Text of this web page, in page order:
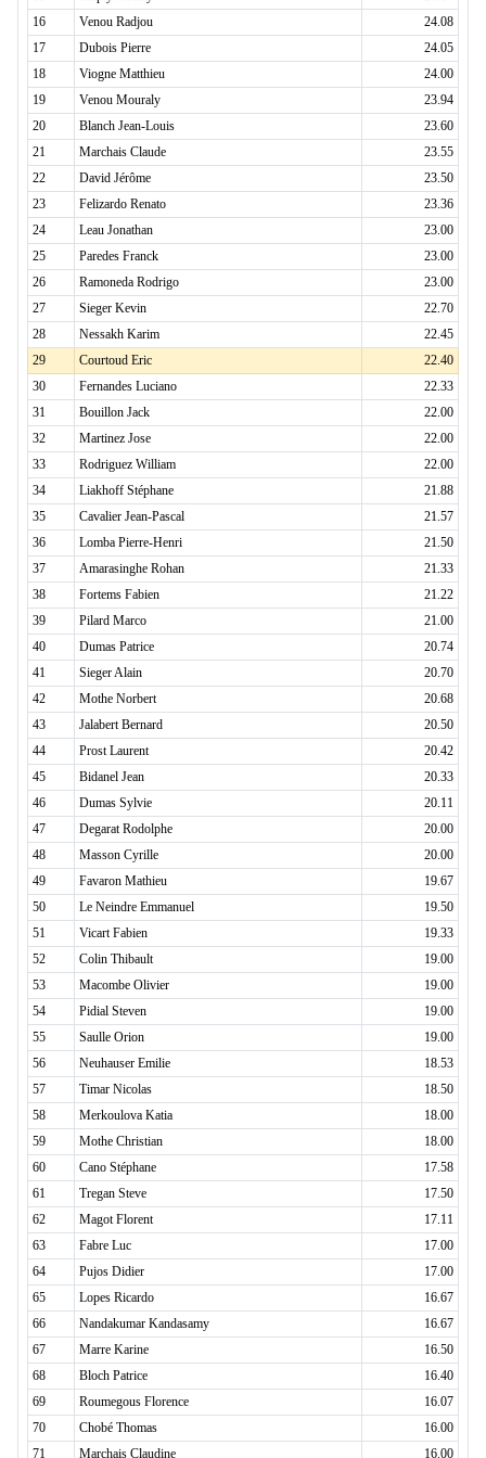
16
Venou Radjou
24.08
17
Dubois Pierre
24.05
18
Viogne Matthieu
24.00
19
Venou Mouraly
23.94
20
Blanch Jean-Louis
23.60
21
Marchais Claude
23.55
22
David Jérôme
23.50
23
Felizardo Renato
23.36
24
Leau Jonathan
23.00
25
Paredes Franck
23.00
26
Ramoneda Rodrigo
23.00
27
Sieger Kevin
22.70
28
Nessakh Karim
22.45
29
Courtoud Eric
22.40
30
Fernandes Luciano
22.33
31
Bouillon Jack
22.00
32
Martinez Jose
22.00
33
Rodriguez William
22.00
34
Liakhoff Stéphane
21.88
35
Cavalier Jean-Pascal
21.57
36
Lomba Pierre-Henri
21.50
37
Amarasinghe Rohan
21.33
38
Fortems Fabien
21.22
39
Pilard Marco
21.00
40
Dumas Patrice
20.74
41
Sieger Alain
20.70
42
Mothe Norbert
20.68
43
Jalabert Bernard
20.50
44
Prost Laurent
20.42
45
Bidanel Jean
20.33
46
Dumas Sylvie
20.11
47
Degarat Rodolphe
20.00
48
Masson Cyrille
20.00
49
Favaron Mathieu
19.67
50
Le Neindre Emmanuel
19.50
51
Vicart Fabien
19.33
52
Colin Thibault
19.00
53
Macombe Olivier
19.00
54
Pidial Steven
19.00
55
Saulle Orion
19.00
56
Neuhauser Emilie
18.53
57
Timar Nicolas
18.50
58
Merkoulova Katia
18.00
59
Mothe Christian
18.00
60
Cano Stéphane
17.58
61
Tregan Steve
17.50
62
Magot Florent
17.11
63
Fabre Luc
17.00
64
Pujos Didier
17.00
65
Lopes Ricardo
16.67
66
Nandakumar Kandasamy
16.67
67
Marre Karine
16.50
68
Bloch Patrice
16.40
69
Roumegous Florence
16.07
70
Chobé Thomas
16.00
71
Marchais Claudine 16.00